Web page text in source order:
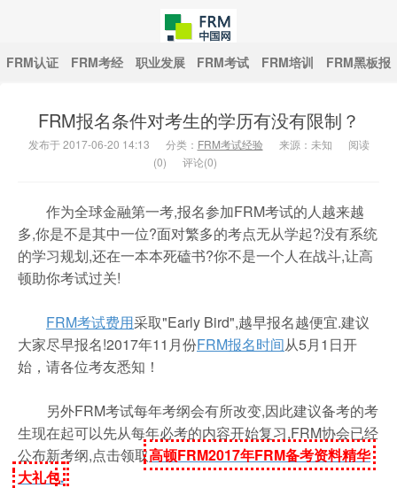
中国FRM网
FRM认证 FRM考经 职业发展 FRM考试 FRM培训 FRM黑板报
FRM报名条件对考生的学历有没有限制？
发布于 2017-06-20 14:13 分类： FRM考试经验 来源：未知
阅读
(0) 评论(0)
作为全球金融第一考,报名参加FRM考试的人越来越
多,你是不是其中一位?面对繁多的考点无从学起?没有系统
的学习规划,还在一本本死磕书?你不是一个人在战斗,让高
顿助你考试过关!
FRM考试费用采取"Early Bird",越早报名越便宜.建议
大家尽早报名!2017年11月份FRM报名时间从5月1日开
始，请各位考友悉知！
另外FRM考试每年考纲会有所改变,因此建议备考的考
生现在起可以先从每年必考的内容开始复习,FRM协会已经
公布新考纲,点击领取高顿FRM2017年FRM备考资料精华
大礼包.